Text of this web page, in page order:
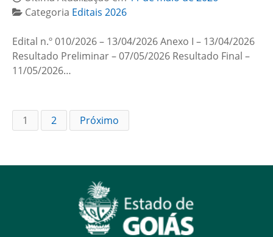
Categoria Editais 2026
Edital n.º 010/2026 – 13/04/2026 Anexo I – 13/04/2026
Resultado Preliminar – 07/05/2026 Resultado Final –
11/05/2026…
1 2 Próximo